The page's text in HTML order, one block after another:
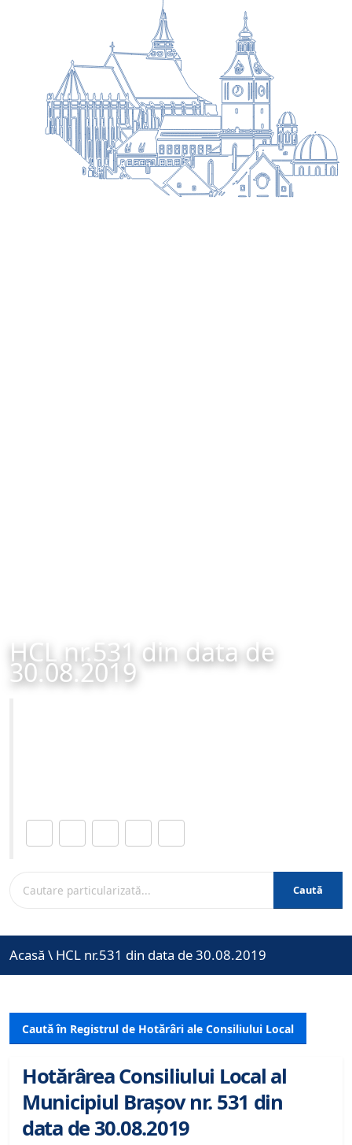
HCL nr.531 din data de
30.08.2019
Caută
Acasă \ HCL nr.531 din data de 30.08.2019
Caută în Registrul de Hotărâri ale Consiliului Local
Hotărârea Consiliului Local al
Municipiul Brașov nr. 531 din
data de 30.08.2019